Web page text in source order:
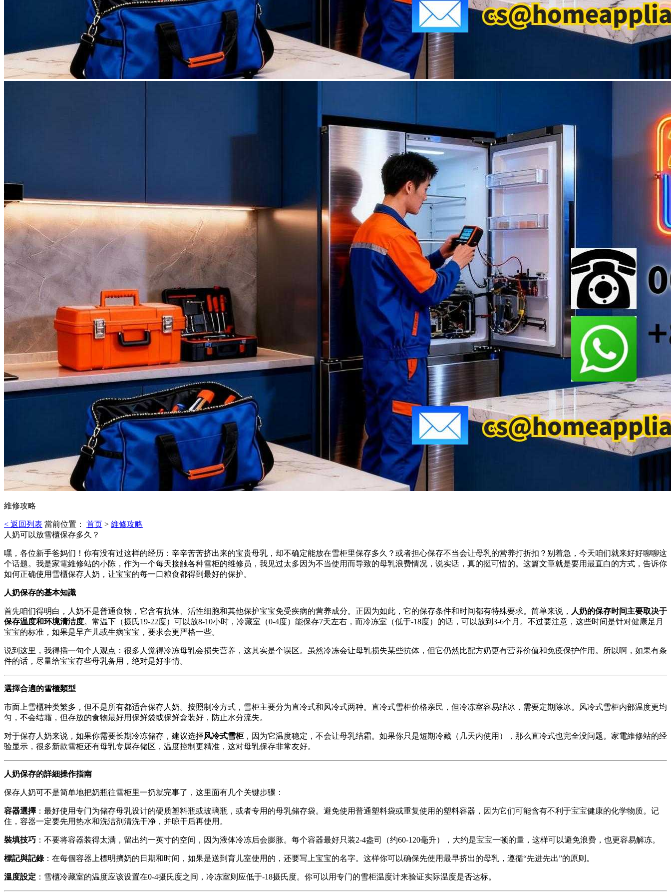
維修攻略
< 返回列表 當前位置： 首页 > 維修攻略
人奶可以放雪櫃保存多久？
嘿，各位新手爸妈们！你有没有过这样的经历：辛辛苦苦挤出来的宝贵母乳，却不确定能放在雪柜里保存多久？或者担心保存不当会让母乳的营养打折扣？别着急，今天咱们就来好好聊聊这
个话题。我是家電維修站的小陈，作为一个每天接触各种雪柜的维修员，我见过太多因为不当使用而导致的母乳浪费情况，说实话，真的挺可惜的。这篇文章就是要用最直白的方式，告诉你
如何正确使用雪櫃保存人奶，让宝宝的每一口粮食都得到最好的保护。
人奶保存的基本知識
首先咱们得明白，人奶不是普通食物，它含有抗体、活性细胞和其他保护宝宝免受疾病的营养成分。正因为如此，它的保存条件和时间都有特殊要求。简单来说， 人奶的保存时间主要取决于
保存温度和环境清洁度。常温下（摄氏19-22度）可以放8-10小时，冷藏室（0-4度）能保存7天左右，而冷冻室（低于-18度）的话，可以放到3-6个月。不过要注意，这些时间是针对健康足月
宝宝的标准，如果是早产儿或生病宝宝，要求会更严格一些。
说到这里，我得插一句个人观点：很多人觉得冷冻母乳会损失营养，这其实是个误区。虽然冷冻会让母乳损失某些抗体，但它仍然比配方奶更有营养价值和免疫保护作用。所以啊，如果有条
件的话，尽量给宝宝存些母乳备用，绝对是好事情。
選擇合適的雪櫃類型
市面上雪櫃种类繁多，但不是所有都适合保存人奶。按照制冷方式，雪柜主要分为直冷式和风冷式两种。直冷式雪柜价格亲民，但冷冻室容易结冰，需要定期除冰。风冷式雪柜内部温度更均
匀，不会结霜，但存放的食物最好用保鲜袋或保鲜盒装好，防止水分流失。
对于保存人奶来说，如果你需要长期冷冻储存，建议选择风冷式雪柜，因为它温度稳定，不会让母乳结霜。如果你只是短期冷藏（几天内使用），那么直冷式也完全没问题。家電維修站的经
验显示，很多新款雪柜还有母乳专属存储区，温度控制更精准，这对母乳保存非常友好。
人奶保存的詳細操作指南
保存人奶可不是简单地把奶瓶往雪柜里一扔就完事了，这里面有几个关键步骤：
容器選擇 ：最好使用专门为储存母乳设计的硬质塑料瓶或玻璃瓶，或者专用的母乳储存袋。避免使用普通塑料袋或重复使用的塑料容器，因为它们可能含有不利于宝宝健康的化学物质。记
住，容器一定要先用热水和洗洁剂清洗干净，并晾干后再使用。
裝填技巧 ：不要将容器装得太满，留出约一英寸的空间，因为液体冷冻后会膨胀。每个容器最好只装2-4盎司（约60-120毫升），大约是宝宝一顿的量，这样可以避免浪费，也更容易解冻。
標記與記錄：在每個容器上標明擠奶的日期和时间，如果是送到育儿室使用的，还要写上宝宝的名字。这样你可以确保先使用最早挤出的母乳，遵循“先进先出”的原则。
溫度設定 ：雪櫃冷藏室的温度应该设置在0-4摄氏度之间，冷冻室则应低于-18摄氏度。你可以用专门的雪柜温度计来验证实际温度是否达标。